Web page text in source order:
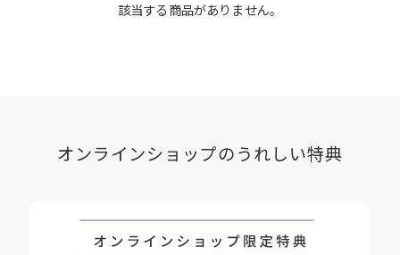
該当する商品がありません。
オンラインショップのうれしい特典